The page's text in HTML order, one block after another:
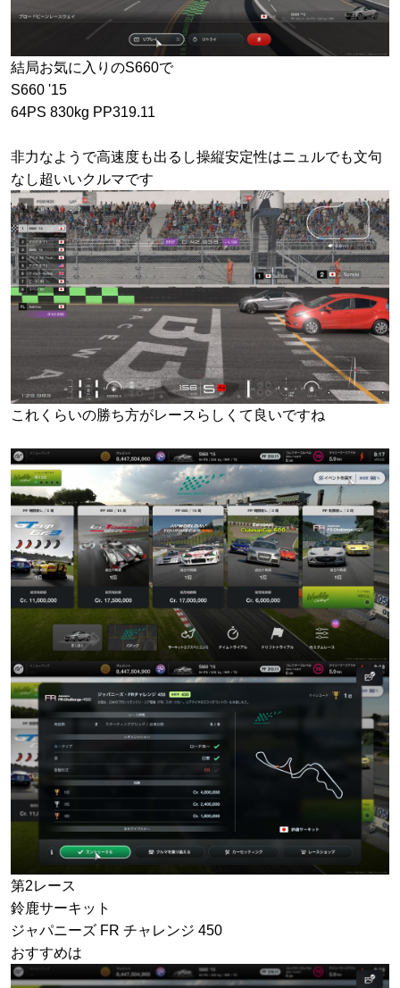
結局お気に入りのS660で
S660 '15
64PS 830kg PP319.11
非力なようで高速度も出るし操縦安定性はニュルでも文句
なし超いいクルマです
これくらいの勝ち方がレースらしくて良いですね
第2レース
鈴鹿サーキット
ジャパニーズ FR チャレンジ 450
おすすめは